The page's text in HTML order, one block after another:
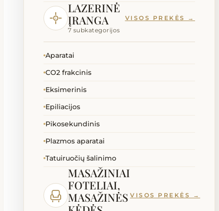
LAZERINĖ
ĮRANGA
7 subkategorijos
VISOS PREKĖS →
Aparatai
CO2 frakcinis
Eksimerinis
Epiliacijos
Pikosekundinis
Plazmos aparatai
Tatuiruočių šalinimo
MASAŽINIAI
FOTELIAI,
MASAŽINĖS VISOS PREKĖS →